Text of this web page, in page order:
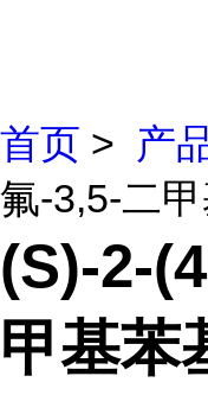
首页 > 产
氟-3,5-二
(S)-2-
甲基苯